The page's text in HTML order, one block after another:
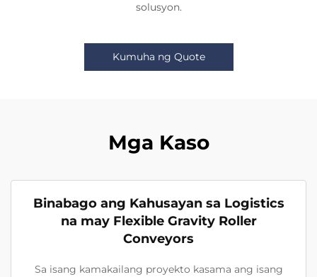
solusyon.
Kumuha ng Quote
Mga Kaso
Binabago ang Kahusayan sa Logistics
na may Flexible Gravity Roller
Conveyors
Sa isang kamakailang proyekto kasama ang isang